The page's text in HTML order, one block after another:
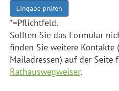
Eingabe prüfen
*=Pflichtfeld.
Sollten Sie das Formular
finden Sie weitere Kontakte
Mailadressen) auf der Seite
Rathauswegweiser.